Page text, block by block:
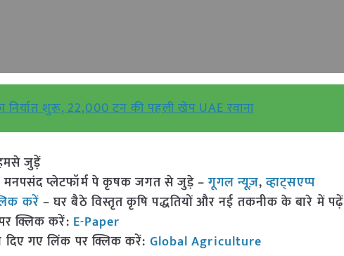
निर्यात शुरू, 22,000 टन की पहली खेप UAE रवाना
जुड़ें
प्लेटफॉर्म पे कृषक जगत से जुड़े –गूगल न्यूज़,व्हाट्सएप्प
करें – घर बैठे विस्तृत कृषि पद्धतियों और नई तकनीक के बारे में पढ़ें
क्लिक करें: E-Paper
गए लिंक पर क्लिक करें: Global Agriculture